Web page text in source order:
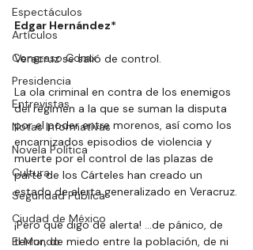
Espectáculos
Artículos
Congreso Cdmx
Presidencia
Entrevistas
Notas Informativas
Novela Política
Cultura
Seguridad Pública
Ciudad de México
El Mundo
Edgar Hernández*
Veracruz se salió de control.
La ola criminal en contra de los enemigos
del régimen a la que se suman la disputa
por el poder entre morenos, así como los
encarnizados episodios de violencia y
muerte por el control de las plazas de
parte de los Cárteles han creado un
estado de alerta generalizado en Veracruz.
¡Pero qué digo de alerta! ...de pánico, de
terror, de miedo entre la población, de ni